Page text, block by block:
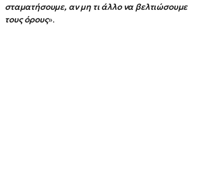
σταματήσουμε, αν μη τι άλλο να βελτιώσουμε
τους όρους».